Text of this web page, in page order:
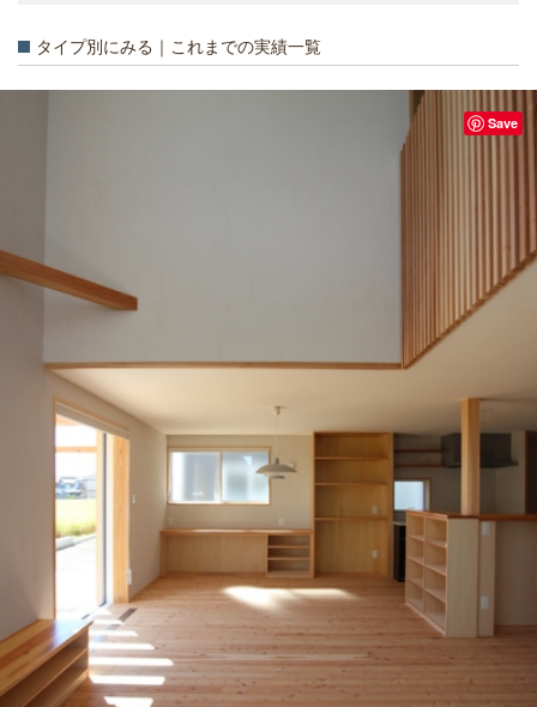
タイプ別にみる｜これまでの実績一覧
Save